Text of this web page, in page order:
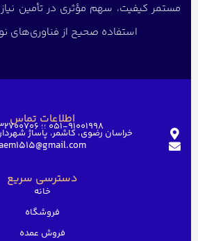
مستمر کیفیت، سهم مؤثری در تأمین
استفاده صحیح از فناوری‌های
اطلاعات تماس051-91001998 ؛؛ 09332700706
خراسان رضوی، کاشمر، پاساژ
دسترسی سریع
خانه
فروشگاه
فروش عمده